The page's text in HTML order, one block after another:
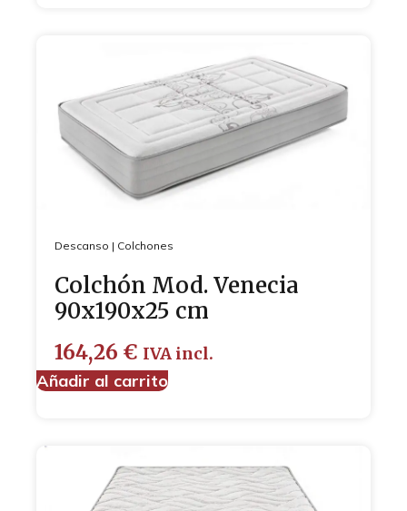
Descanso | Colchones
Colchón Mod. Venecia
90x190x25 cm
164,26 € IVA incl.
Añadir al carrito